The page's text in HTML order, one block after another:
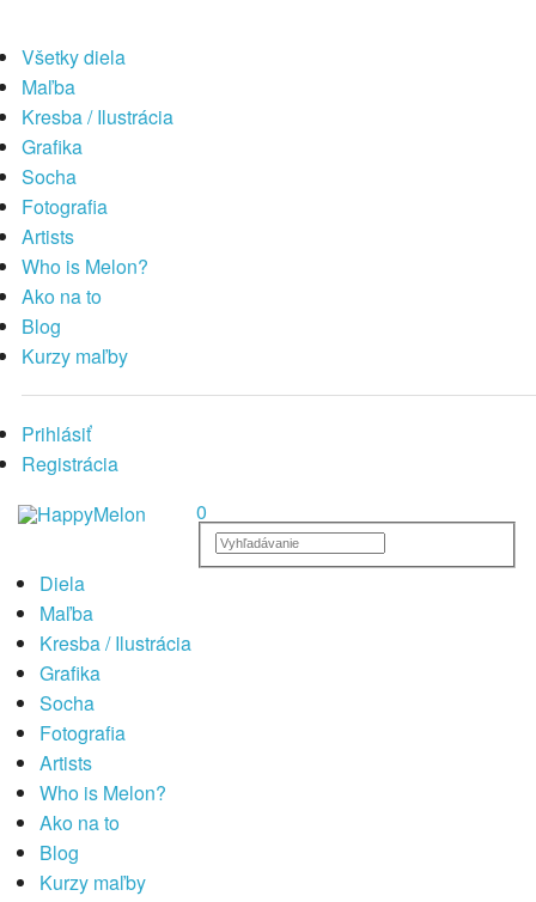
Všetky diela
Maľba
Kresba / Ilustrácia
Grafika
Socha
Fotografia
Artists
Who is Melon?
Ako na to
Blog
Kurzy maľby
Prihlásiť
Registrácia
0
Diela
Maľba
Kresba / Ilustrácia
Grafika
Socha
Fotografia
Artists
Who is Melon?
Ako na to
Blog
Kurzy maľby